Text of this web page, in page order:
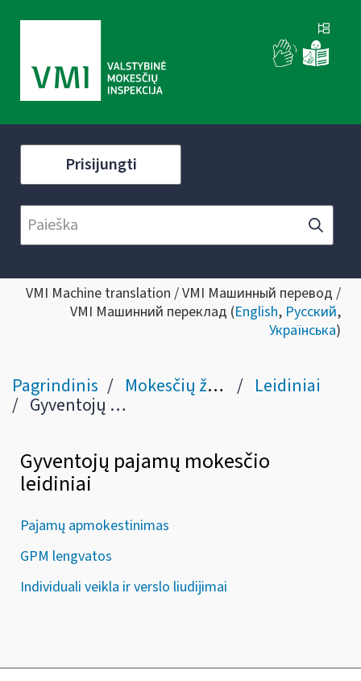
Prisijungti
VMI Machine translation / VMI Машинный перевод /
VMI Машинний переклад (English, Русский,
Українська)
Pagrindinis Mokesčių žinynas Leidiniai
Gyventojų pajamų mokestis
Gyventojų pajamų mokesčio
leidiniai
Pajamų apmokestinimas
GPM lengvatos
Individuali veikla ir verslo liudijimai